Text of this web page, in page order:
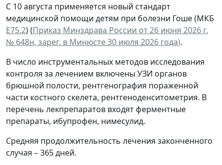
С 10 августа применяется новый стандарт
медицинской помощи детям при болезни Гоше (МКБ
Е75.2) (Приказ Минздрава России от 26 июня 2026 г.
№ 648н, зарег. в Минюсте 30 июля 2026 года).
В число инструментальных методов исследования
контроля за лечением включены УЗИ органов
брюшной полости, рентгенография пораженной
части костного скелета, рентгеноденситометрия. В
перечень лекпрепаратов входят ферментные
препараты, ибупрофен, нимесулид.
Средняя продолжительность лечения законченного
случая – 365 дней.